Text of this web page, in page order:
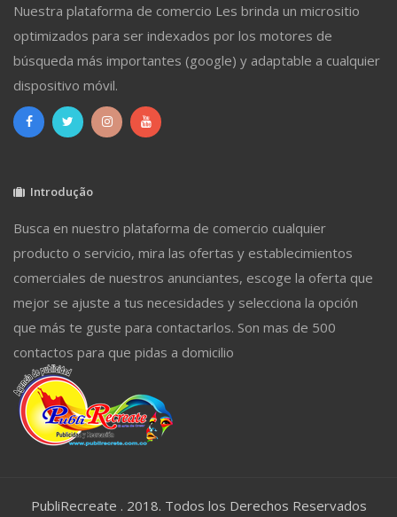
Nuestra plataforma de comercio Les brinda un micrositio
optimizados para ser indexados por los motores de
búsqueda más importantes (google) y adaptable a cualquier
dispositivo móvil.
Introdução
Busca en nuestro plataforma de comercio cualquier
producto o servicio, mira las ofertas y establecimientos
comerciales de nuestros anunciantes, escoge la oferta que
mejor se ajuste a tus necesidades y selecciona la opción
que más te guste para contactarlos. Son mas de 500
contactos para que pidas a domicilio
PubliRecreate . 2018. Todos los Derechos Reservados